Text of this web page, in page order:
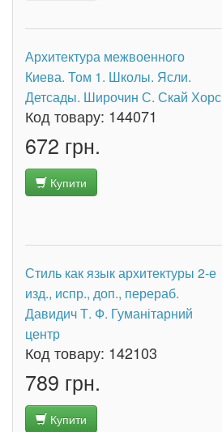
Архитектура межвоенного
Киева. Том 1. Школы. Ясли.
Детсады. Широчин С. Скай Хорс
Код товару: 144071
672 грн.
Купити
Стиль как язык архитектуры 2-е
изд., испр., доп., перераб.
Давидич Т. Ф. Гуманітарний
центр
Код товару: 142103
789 грн.
Купити